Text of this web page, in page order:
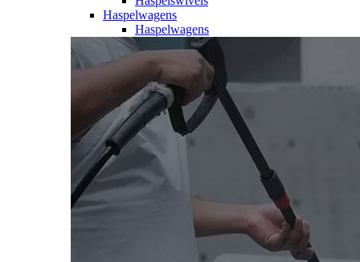
Haspelwagens
Haspelwagens